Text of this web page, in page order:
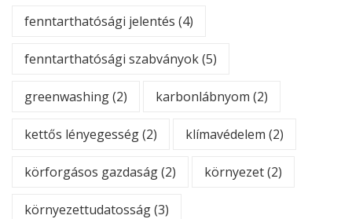
fenntarthatósági jelentés (4)
fenntarthatósági szabványok(5)
greenwashing(2) karbonlábnyom (2)
kettős lényegesség(2) klímavédelem (2)
körforgásos gazdaság(2) környezet(2)
környezettudatosság(3)